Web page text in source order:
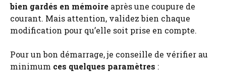
bien gardés en mémoire après une coupure de
courant. Mais attention, validez bien chaque
modification pour qu’elle soit prise en compte.
Pour un bon démarrage, je conseille de vérifier au
minimum ces quelques paramètres :